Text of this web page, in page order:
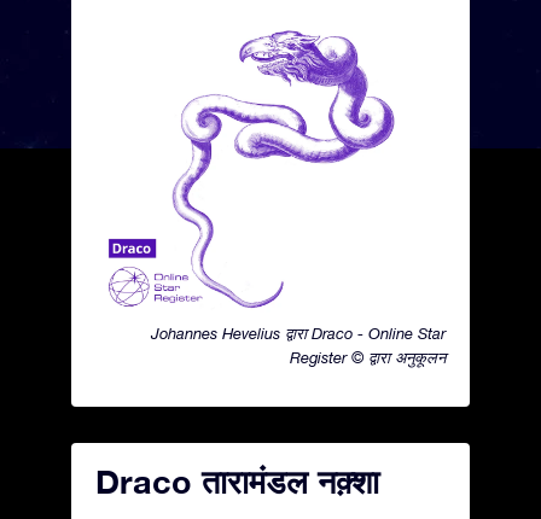
Johannes Hevelius द्वारा Draco - Online Star
Register © द्वारा अनुकूलन
Draco तारामंडल नक़्शा